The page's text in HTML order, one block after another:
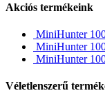
Akciós termékeink
MiniHunter
MiniHunter
MiniHunter
Véletlenszerű